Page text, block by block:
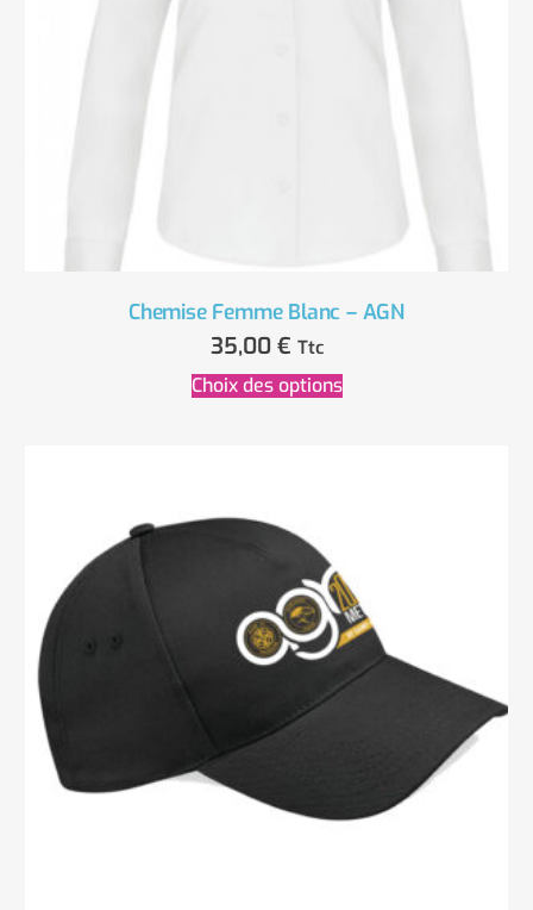
Chemise Femme Blanc – AGN
35,00 € Ttc
Choix des options